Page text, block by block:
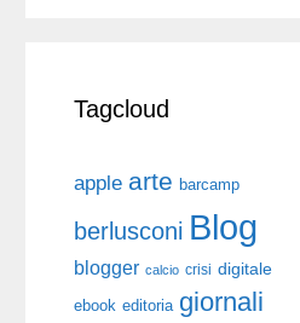
Tagcloud
apple arte barcamp
berlusconi Blog
blogger calcio crisi digitale
ebook editoria giornali